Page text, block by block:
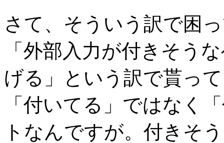
さて、そういう訳で困
「外部入力が付きそう
げる」という訳で貰っ
「付いてる」ではなく
トなんですが。付きそ